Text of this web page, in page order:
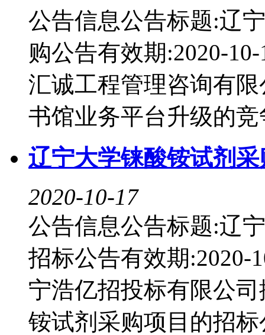
公告信息公告标题:辽
购公告有效期:2020-
汇诚工程管理咨询有
书馆业务平台升级的
辽宁大学铼酸铵试剂
2020-10-17
公告信息公告标题:辽
招标公告有效期:2020-
宁浩亿招投标有限公
铵试剂采购项目的招